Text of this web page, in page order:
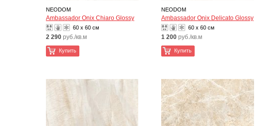
NEODOM
Ambassador Onix Chiaro Glossy
60 x 60 см
2 290 руб./кв.м
Купить
NEODOM
Ambassador Onix Delicato Glossy
60 x 60 см
1 200 руб./кв.м
Купить